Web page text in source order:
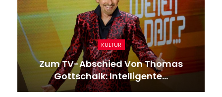
KULTUR
Zum TV-Abschied Von Thomas
Gottschalk: Intelligente…